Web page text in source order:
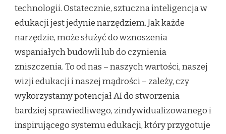
technologii. Ostatecznie, sztuczna inteligencja w
edukacji jest jedynie narzędziem. Jak każde
narzędzie, może służyć do wznoszenia
wspaniałych budowli lub do czynienia
zniszczenia. To od nas – naszych wartości, naszej
wizji edukacji i naszej mądrości – zależy, czy
wykorzystamy potencjał AI do stworzenia
bardziej sprawiedliwego, zindywidualizowanego i
inspirującego systemu edukacji, który przygotuje